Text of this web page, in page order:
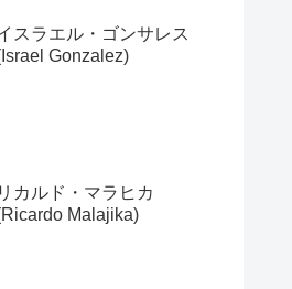
スラエル・ゴンサレス
Gonzalez)
リカルド・マラヒカ
Malajika)